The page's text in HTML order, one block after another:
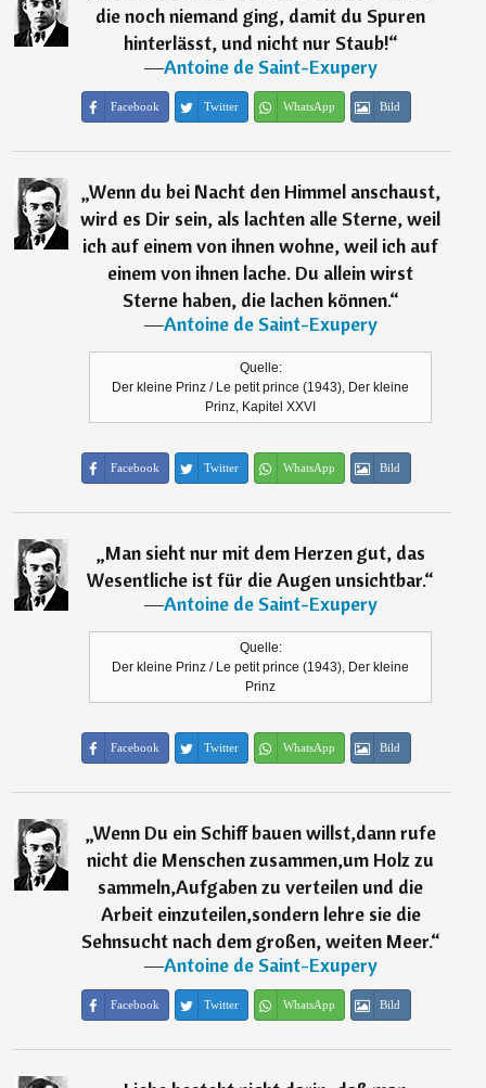
die noch niemand ging, damit du Spuren
hinterlässt, und nicht nur Staub!“
―Antoine de Saint-Exupery
Facebook Twitter WhatsApp Bild
„Wenn du bei Nacht den Himmel anschaust,
wird es Dir sein, als lachten alle Sterne, weil
ich auf einem von ihnen wohne, weil ich auf
einem von ihnen lache. Du allein wirst
Sterne haben, die lachen können.“
―Antoine de Saint-Exupery
Quelle:
Der kleine Prinz / Le petit prince (1943), Der kleine
Prinz, Kapitel XXVI
Facebook Twitter WhatsApp Bild
„Man sieht nur mit dem Herzen gut, das
Wesentliche ist für die Augen unsichtbar.“
―Antoine de Saint-Exupery
Quelle:
Der kleine Prinz / Le petit prince (1943), Der kleine
Prinz
Facebook Twitter WhatsApp Bild
„Wenn Du ein Schiff bauen willst,dann rufe
nicht die Menschen zusammen,um Holz zu
sammeln,Aufgaben zu verteilen und die
Arbeit einzuteilen,sondern lehre sie die
Sehnsucht nach dem großen, weiten Meer.“
―Antoine de Saint-Exupery
Facebook Twitter WhatsApp Bild